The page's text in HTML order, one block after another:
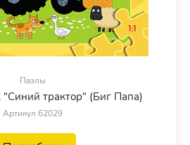
Пазлы
"Синий трактор" (Биг Папа)
Артикул 62029